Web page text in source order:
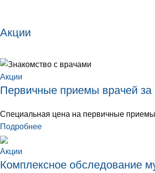
Акции
Акции
Первичные приемы врачей за
Специальная цена на первичные
Подробнее
Акции
Комплексное обследование